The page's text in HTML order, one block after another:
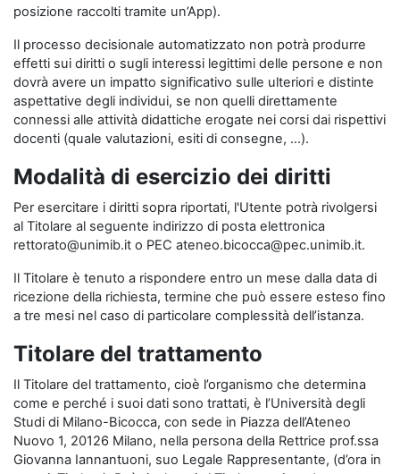
posizione raccolti tramite un’App).
Il processo decisionale automatizzato non potrà produrre
effetti sui diritti o sugli interessi legittimi delle persone e non
dovrà avere un impatto significativo sulle ulteriori e distinte
aspettative degli individui, se non quelli direttamente
connessi alle attività didattiche erogate nei corsi dai rispettivi
docenti (quale valutazioni, esiti di consegne, …).
Modalità di esercizio dei diritti
Per esercitare i diritti sopra riportati, l'Utente potrà rivolgersi
al Titolare al seguente indirizzo di posta elettronica
rettorato@unimib.it o PEC ateneo.bicocca@pec.unimib.it.
Il Titolare è tenuto a rispondere entro un mese dalla data di
ricezione della richiesta, termine che può essere esteso fino
a tre mesi nel caso di particolare complessità dell’istanza.
Titolare del trattamento
Il Titolare del trattamento, cioè l’organismo che determina
come e perché i suoi dati sono trattati, è l’Università degli
Studi di Milano-Bicocca, con sede in Piazza dell’Ateneo
Nuovo 1, 20126 Milano, nella persona della Rettrice prof.ssa
Giovanna Iannantuoni, suo Legale Rappresentante, (d’ora in